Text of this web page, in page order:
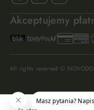
Akceptujemy
All rights reserved ©